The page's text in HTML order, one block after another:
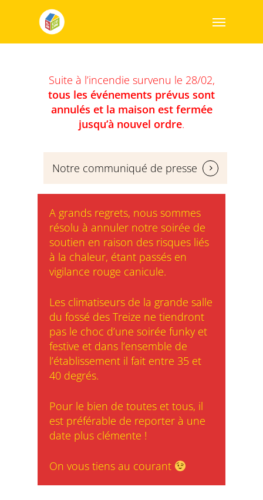
Suite à l’incendie survenu le 28/02,
tous les événements prévus sont
annulés et la maison est fermée
jusqu’à nouvel ordre.
Notre communiqué de presse
A grands regrets, nous sommes
résolu à annuler notre soirée de
soutien en raison des risques liés
à la chaleur, étant passés en
vigilance rouge canicule.
Les climatiseurs de la grande salle
du fossé des Treize ne tiendront
pas le choc d’une soirée funky et
festive et dans l’ensemble de
l’établissement il fait entre 35 et
40 degrés.
Pour le bien de toutes et tous, il
est préférable de reporter à une
date plus clémente !
On vous tiens au courant